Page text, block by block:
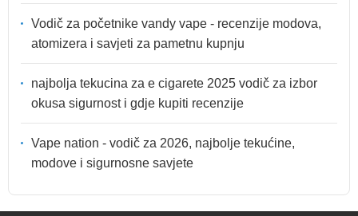
Vodič za početnike vandy vape - recenzije modova,
atomizera i savjeti za pametnu kupnju
najbolja tekucina za e cigarete 2025 vodič za izbor
okusa sigurnost i gdje kupiti recenzije
Vape nation - vodič za 2026, najbolje tekućine,
modove i sigurnosne savjete